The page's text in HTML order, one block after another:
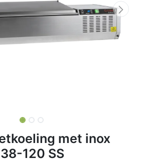
met inox
120 SS